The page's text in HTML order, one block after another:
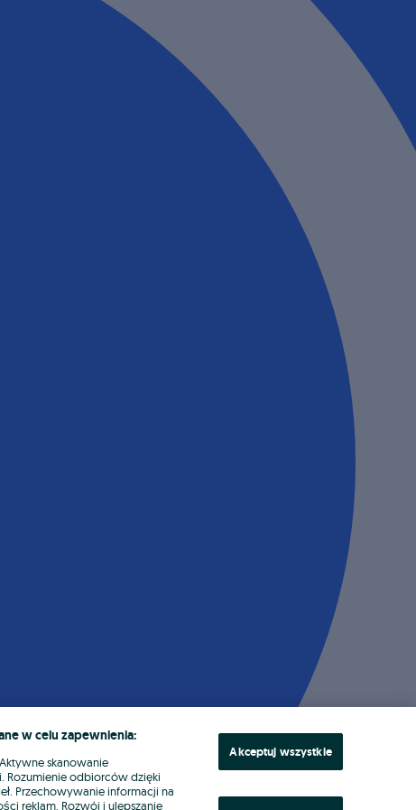
w celu zapewnienia:
skanowanie
Rozumienie odbiorców dzięki
Przechowywanie informacji na
reklam. Rozwój i ulepszanie
Akceptuj wszystkie